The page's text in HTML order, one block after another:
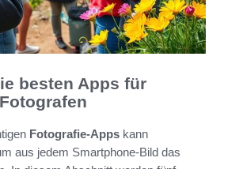
besten Apps für
Fotografie-Apps kann
aus jedem Smartphone-Bild das